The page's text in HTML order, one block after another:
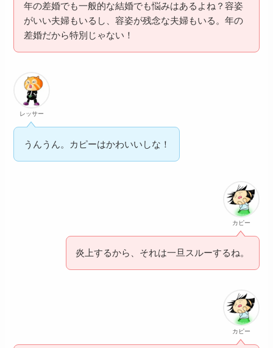
年の差婚でも一般的な結婚でも悩みはあるよね？容姿
がいい夫婦もいるし、容姿が残念な夫婦もいる。年の
差婚だから特別じゃない！
レッサー
うんうん。カピーはかわいいしな！
カピー
炎上するから、それは一旦スルーするね。
カピー